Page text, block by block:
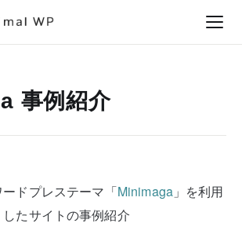
事例紹介
ドプレステーマ「Minimaga 」を利用
したサイトの事例紹介